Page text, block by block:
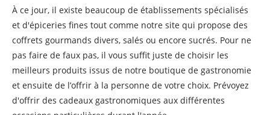
À ce jour, il existe beaucoup de établissements spécialisés
et d'épiceries fines tout comme notre site qui propose des
coffrets gourmands divers, salés ou encore sucrés. Pour ne
pas faire de faux pas, il vous suffit juste de choisir les
meilleurs produits issus de notre boutique de gastronomie
et ensuite de l’offrir à la personne de votre choix. Prévoyez
d'offrir des cadeaux gastronomiques aux différentes